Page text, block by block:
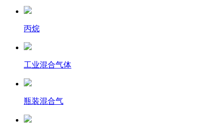
丙烷
工业混合气体
瓶装混合气